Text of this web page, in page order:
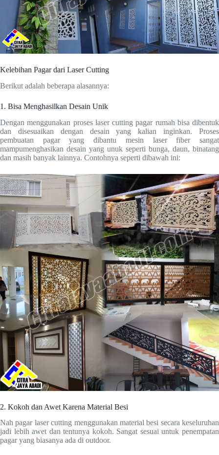
Kelebihan Pagar dari Laser Cutting
Berikut adalah beberapa alasannya:
1. Bisa Menghasilkan Desain Unik
Dengan menggunakan proses laser cutting pagar rumah bisa dibentuk
dan disesuaikan dengan desain yang kalian inginkan. Proses
pembuatan pagar yang dibantu mesin laser fiber sangat
mampumenghasikan desain yang unuk seperti bunga, daun, binatang
dan masih banyak lainnya. Contohnya seperti dibawah ini:
2. Kokoh dan Awet Karena Material Besi
Nah pagar laser cutting menggunakan material besi secara keseluruhan
jadi lebih awet dan tentunya kokoh. Sangat sesuai untuk penempatan
pagar yang biasanya ada di outdoor.